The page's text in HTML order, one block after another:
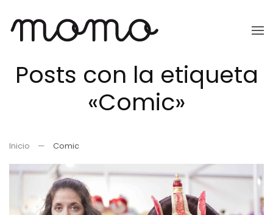
Ir
contenido
principal
Posts con la etiqueta
«Comic»
Inicio Comic